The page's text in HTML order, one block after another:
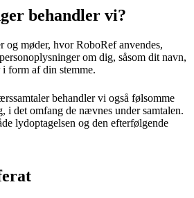
behandler vi?
og møder, hvor RoboRef anvendes,
om dig, såsom dit navn,
form af din stemme.
behandler vi også følsomme
i det omfang de nævnes under samtalen.
lydoptagelsen og den efterfølgende